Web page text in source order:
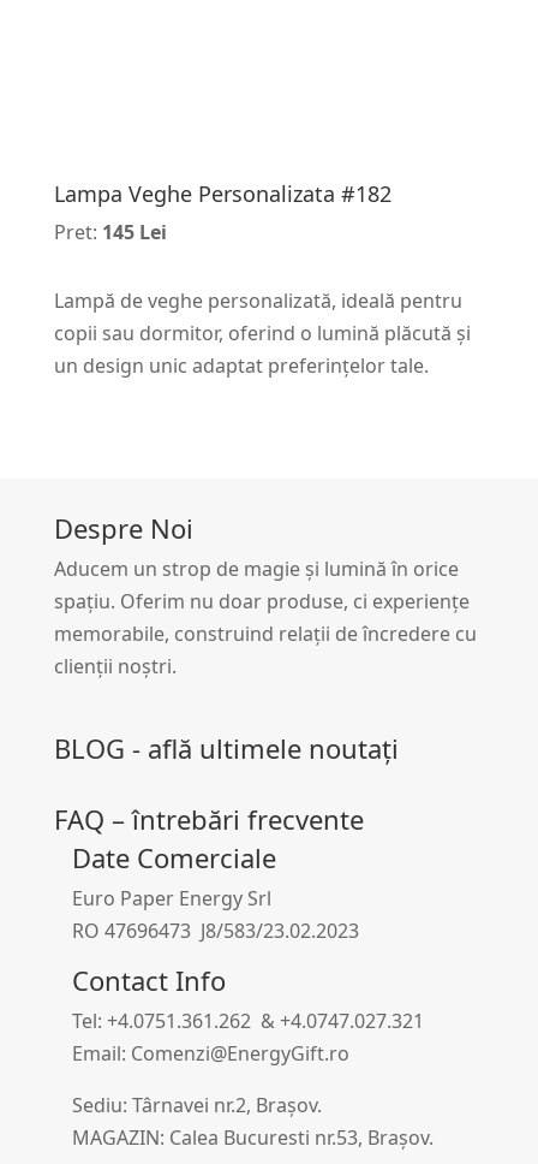
Lampa Veghe Personalizata #182
Pret: 145 Lei
Lampă de veghe personalizată, ideală pentru
copii sau dormitor, oferind o lumină plăcută și
un design unic adaptat preferințelor tale.
Despre Noi
Aducem un strop de magie și lumină în orice
spațiu. Oferim nu doar produse, ci experiențe
memorabile, construind relații de încredere cu
clienții noștri.
BLOG - află ultimele noutați
FAQ – întrebări frecvente
Date Comerciale
Euro Paper Energy Srl
RO 47696473 J8/583/23.02.2023
Contact Info
Tel: +4.0751.361.262 & +4.0747.027.321
Email: Comenzi@EnergyGift.ro
Sediu: Târnavei nr.2, Brașov.
MAGAZIN: Calea Bucuresti nr.53, Brașov.